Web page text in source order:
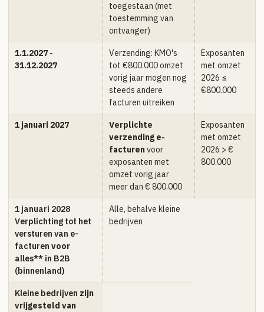
toegestaan (met
toestemming van
ontvanger)
1.1.2027 -
31.12.2027
Verzending: KMO's
tot €800.000 omzet
vorig jaar mogen nog
steeds andere
facturen uitreiken
Exposanten
met omzet
2026 ≤
€800.000
1 januari 2027
Verplichte
verzending e-
facturenvoor
exposanten met
omzet vorig jaar
meer dan € 800.000
Exposanten
met omzet
2026 > €
800.000
1 januari 2028
Verplichting tot het
versturen van e-
facturen voor
alles** in B2B
(binnenland)
Alle, behalve kleine
bedrijven
Kleine bedrijven zijn
vrijgesteld van